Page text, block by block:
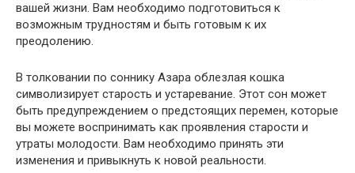
вашей жизни. Вам необходимо подготовиться к
возможным трудностям и быть готовым к их
преодолению.
В толковании по соннику Азара облезлая кошка
символизирует старость и устаревание. Этот сон может
быть предупреждением о предстоящих перемен, которые
вы можете воспринимать как проявления старости и
утраты молодости. Вам необходимо принять эти
изменения и привыкнуть к новой реальности.